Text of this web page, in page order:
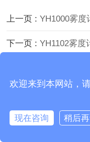
上一页 :YH1000雾度
下一页 :YH1102雾度
Copyright © 2026
欢迎来到本网站，
现在咨询
稍后
在线咨询